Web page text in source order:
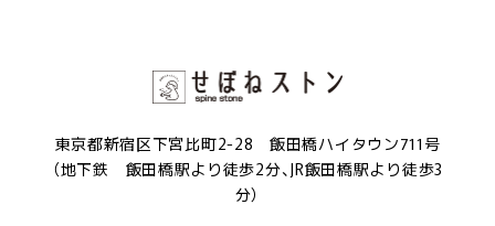
東京都新宿区下宮比町2-28 飯田橋ハイタウン711号
（地下鉄 飯田橋駅より徒歩2分、JR飯田橋駅より徒歩3
分）